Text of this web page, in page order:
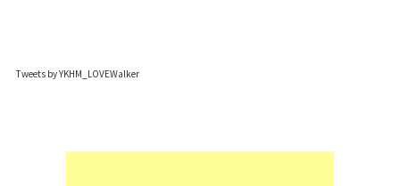
Tweets by YKHM_LOVEWalker